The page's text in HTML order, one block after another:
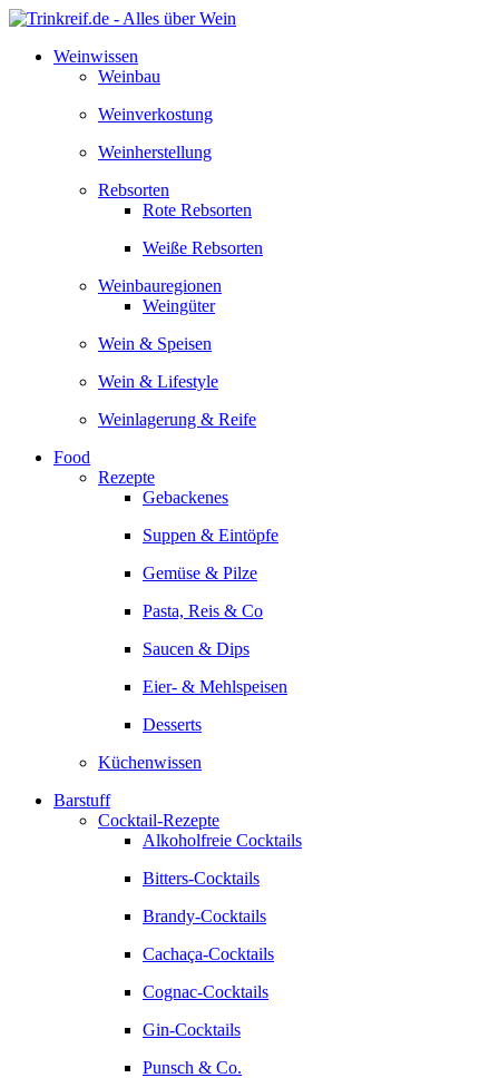
Zum
springenWeinwissen
Weinbau
Weinverkostung
Weinherstellung
Rebsorten
Rote Rebsorten
Weiße Rebsorten
Weinbauregionen
Weingüter
Wein & Speisen
Wein & Lifestyle
Weinlagerung & Reife
Food
Rezepte
Gebackenes
Suppen & Eintöpfe
Gemüse & Pilze
Pasta, Reis & Co
Saucen & Dips
Eier- & Mehlspeisen
Desserts
Küchenwissen
Barstuff
Cocktail-Rezepte
Alkoholfreie Cocktails
Bitters-Cocktails
Brandy-Cocktails
Cachaça-Cocktails
Cognac-Cocktails
Gin-Cocktails
Punsch & Co.